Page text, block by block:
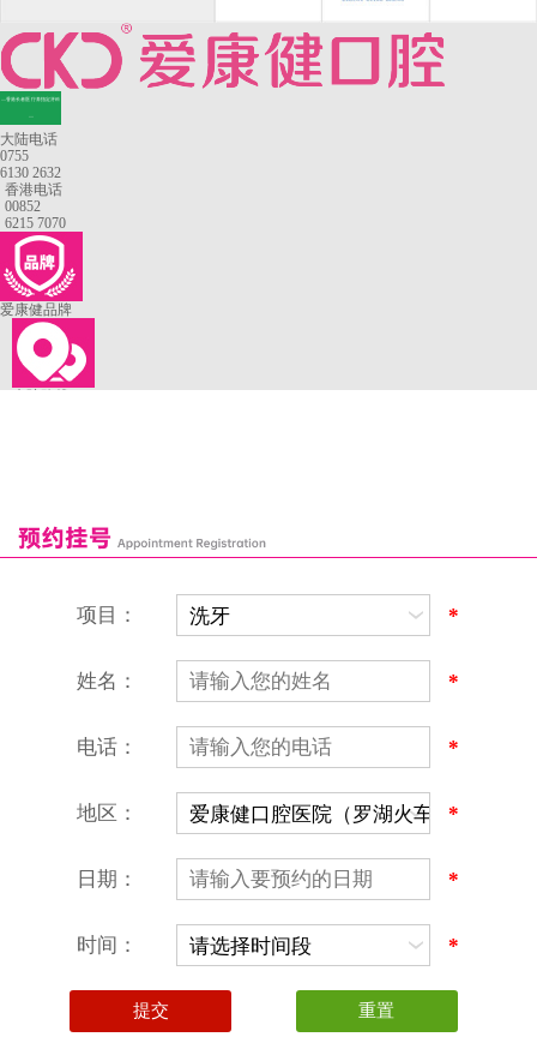
—香港长者医疗券指定牙科
大陆电话
0755
6130 2632
香港电话
00852
6215 7070
爱康健品牌
恒乐口腔诊所
富港口腔诊所
营业时间：9:00-18:00
（节假日照常上班）
微信线上预约：aikangjian1995
微信小程序：爱康健齿科
本网站信息仅供参考，不作为诊疗及医疗根据
深圳爱康健口腔医院版权所有 粤ICP备12058131号-2
粤(B)广[2026]第07-22-878号
项目： *
姓名： *
电话： *
地区： *
日期： *
时间： *